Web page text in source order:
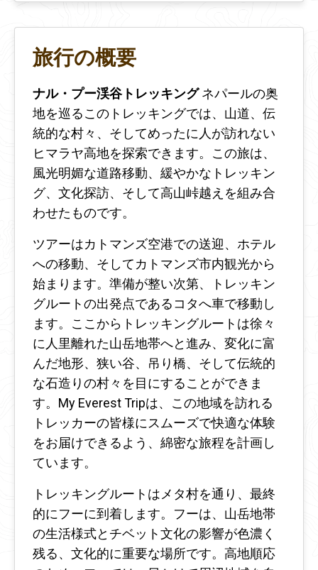
旅行の概要
ナル・プー渓谷トレッキングネパールの奥
地を巡るこのトレッキングでは、山道、伝
統的な村々、そしてめったに人が訪れない
ヒマラヤ高地を探索できます。この旅は、
風光明媚な道路移動、緩やかなトレッキン
グ、文化探訪、そして高山峠越えを組み合
わせたものです。
ツアーはカトマンズ空港での送迎、ホテル
への移動、そしてカトマンズ市内観光から
始まります。準備が整い次第、トレッキン
グルートの出発点であるコタへ車で移動し
ます。ここからトレッキングルートは徐々
に人里離れた山岳地帯へと進み、変化に富
んだ地形、狭い谷、吊り橋、そして伝統的
な石造りの村々を目にすることができま
す。My Everest Tripは、この地域を訪れる
トレッカーの皆様にスムーズで快適な体験
をお届けできるよう、綿密な旅程を計画し
ています。
トレッキングルートはメタ村を通り、最終
的にフーに到着します。フーは、山岳地帯
の生活様式とチベット文化の影響が色濃く
残る、文化的に重要な場所です。高地順応